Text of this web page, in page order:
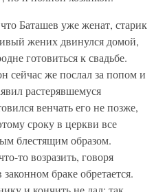
Баташев уже женат, старик
жених двинулся домой,
готовиться к свадьбе.
сейчас же послал за попом и
растерявшемуся
венчать его не позже,
сроку в церкви все
блестящим образом.
то возразить, говоря
браке обретается.